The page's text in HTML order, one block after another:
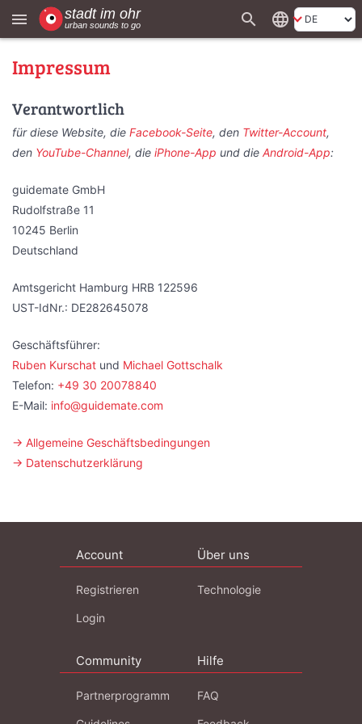
menu search language
Impressum
Verantwortlich
für diese Website, die Facebook-Seite, den Twitter-Account,
den YouTube-Channel, die iPhone-App und die Android-App:
guidemate GmbH
Rudolfstraße 11
10245 Berlin
Deutschland
Amtsgericht Hamburg HRB 122596
UST-IdNr.: DE282645078
Geschäftsführer:
Ruben Kurschat und Michael Gottschalk
Telefon: +49 30 20078840
E-Mail: info@guidemate.com
→ Allgemeine Geschäftsbedingungen
→ Datenschutzerklärung
Account
Registrieren
Login
Über uns
Technologie
Community
Partnerprogramm
Hilfe
FAQ